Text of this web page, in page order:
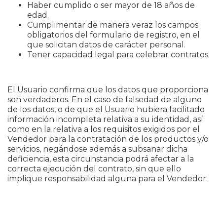
Haber cumplido o ser mayor de 18 años de
edad.
Cumplimentar de manera veraz los campos
obligatorios del formulario de registro, en el
que solicitan datos de carácter personal.
Tener capacidad legal para celebrar contratos.
El Usuario confirma que los datos que proporciona
son verdaderos. En el caso de falsedad de alguno
de los datos, o de que el Usuario hubiera facilitado
información incompleta relativa a su identidad, así
como en la relativa a los requisitos exigidos por el
Vendedor para la contratación de los productos y/o
servicios, negándose además a subsanar dicha
deficiencia, esta circunstancia podrá afectar a la
correcta ejecución del contrato, sin que ello
implique responsabilidad alguna para el Vendedor.